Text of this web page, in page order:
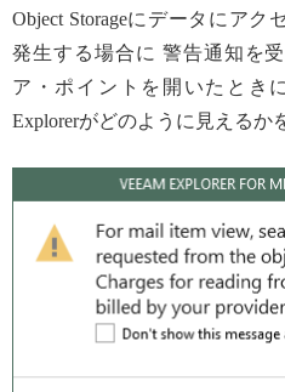
Object Storageにデータにア
発生する場合に 警告通知を
ア・ポイントを開いたときに
Explorerがどのように見えるか